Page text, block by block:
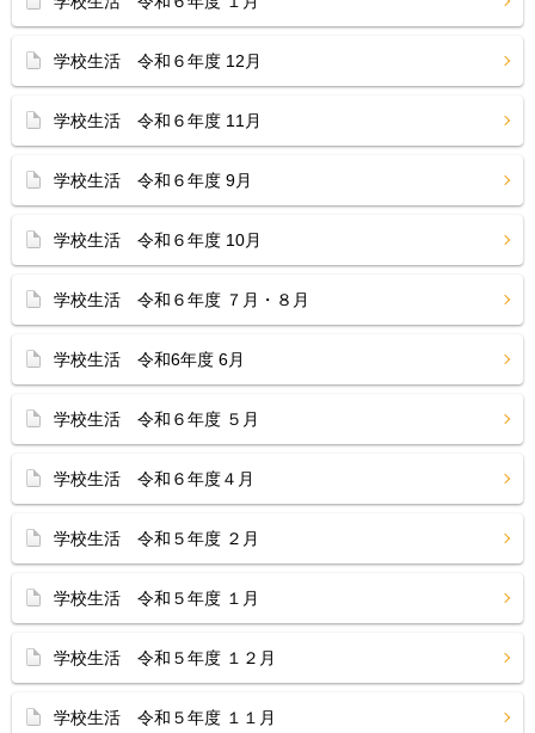
学校生活 令和６年度 12月
学校生活 令和６年度 11月
学校生活 令和６年度 9月
学校生活 令和６年度 10月
学校生活 令和６年度 ７月・８月
学校生活 令和6年度 6月
学校生活 令和６年度 ５月
学校生活 令和６年度４月
学校生活 令和５年度 ２月
学校生活 令和５年度 １月
学校生活 令和５年度 １２月
学校生活 令和５年度 １１月